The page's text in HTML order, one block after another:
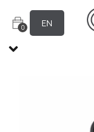
EN
0